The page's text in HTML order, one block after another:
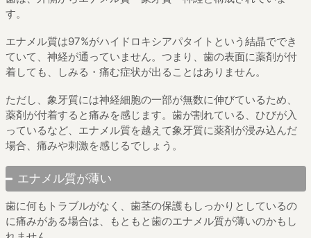
す。
エナメル質は97%がハイドロキシアパタイトという結晶ででき
ていて、神経が通っていません。つまり、歯の表面に薬剤が付
着しても、しみる・痛む症状が出ることはありません。
ただし、象牙質には神経細胞の一部が無数に伸びているため、
薬剤が付着すると痛みを感じます。歯が割れている、ひびが入
っているなど、エナメル質を越えて象牙質に薬剤が浸み込んだ
場合、痛みや刺激を感じるでしょう。
エナメル質が薄い
歯に何もトラブルがなく、歯茎の保護もしっかりとしているの
に痛みがある場合は、もともと歯のエナメル質が薄いのかもし